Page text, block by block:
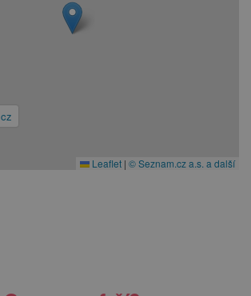
Leaflet | © Seznam.cz a.s. a další